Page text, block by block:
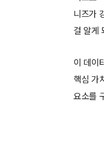
니즈가
걸 알게
이 데이
핵심 가
요소를